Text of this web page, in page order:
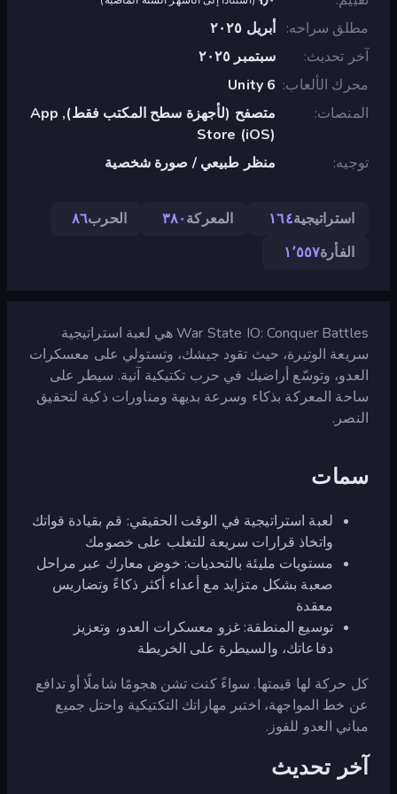
مطلق سراحه
أبريل ٢٠٢٥
آخر تحديث
سبتمبر ٢٠٢٥
محرك الألعاب Unity 6
المنصات
متصفح (لأجهزة سطح المكتب فقط), App
Store (iOS)
توجيه
منظر طبيعي / صورة شخصية
استراتيجية١٦٤ المعركة٣٨٠ الحرب٨٦
الفأرة١٬٥٥٧
War State IO: Conquer Battles هي لعبة استراتيجية
سريعة الوتيرة، حيث تقود جيشك، وتستولي على معسكرات
العدو، وتوسّع أراضيك في حرب تكتيكية آنية. سيطر على
ساحة المعركة بذكاء وسرعة بديهة ومناورات ذكية لتحقيق
النصر.
سمات
لعبة استراتيجية في الوقت الحقيقي: قم بقيادة قواتك
واتخاذ قرارات سريعة للتغلب على خصومك
مستويات مليئة بالتحديات: خوض معارك عبر مراحل
صعبة بشكل متزايد مع أعداء أكثر ذكاءً وتضاريس
معقدة
توسيع المنطقة: غزو معسكرات العدو، وتعزيز
دفاعاتك، والسيطرة على الخريطة
كل حركة لها قيمتها. سواءً كنت تشن هجومًا شاملًا أو تدافع
عن خط المواجهة، اختبر مهاراتك التكتيكية واحتل جميع
مباني العدو للفوز.
آخر تحديث